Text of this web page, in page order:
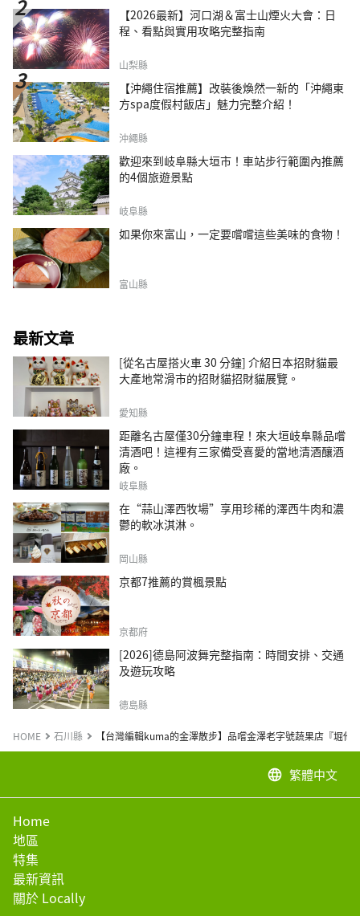
【2026最新】河口湖＆富士山煙火大會：日
程、看點與實用攻略完整指南
山梨縣
【沖繩住宿推薦】改裝後煥然一新的「沖繩東
方spa度假村飯店」魅力完整介紹！
沖繩縣
歡迎來到岐阜縣大垣市！車站步行範圍內推薦
的4個旅遊景點
岐阜縣
如果你來富山，一定要嚐嚐這些美味的食物！
富山縣
最新文章
[從名古屋搭火車 30 分鐘] 介紹日本招財貓最
大產地常滑市的招財貓招財貓展覽。
愛知縣
距離名古屋僅30分鐘車程！來大垣岐阜縣品嚐
清酒吧！這裡有三家備受喜愛的當地清酒釀酒
廠。
岐阜縣
在“蒜山澤西牧場”享用珍稀的澤西牛肉和濃
鬱的軟冰淇淋。
岡山縣
京都7推薦的賞楓景點
京都府
[2026]德島阿波舞完整指南：時間安排、交通
及遊玩攻略
德島縣
HOME 石川縣 【台灣編輯kuma的金澤散步】品嚐金澤老字號蔬果店『堀他
language 繁體中文
Home
地區
特集
最新資訊
關於 Locally